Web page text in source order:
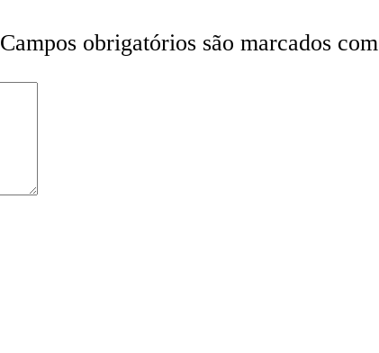
Campos obrigatórios são marcados com